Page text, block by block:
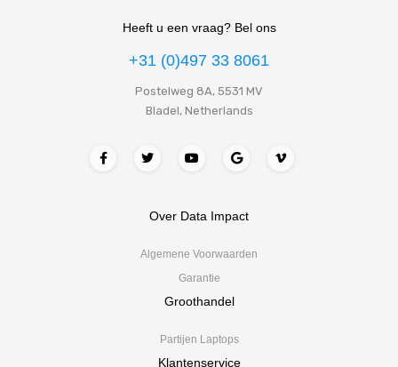
Heeft u een vraag? Bel ons
+31 (0)497 33 8061
Postelweg 8A, 5531 MV
Bladel, Netherlands
Over Data Impact
Algemene Voorwaarden
Garantie
Groothandel
Partijen Laptops
Klantenservice